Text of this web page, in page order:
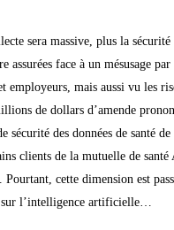
sera massive, plus la
assurées face à un mésusage par
employeurs, mais aussi vu les
de dollars d’amende
sécurité des données de santé
clients de la mutuelle de
cette dimension est
l’intelligence artificielle…